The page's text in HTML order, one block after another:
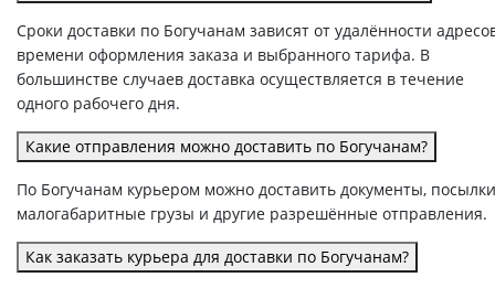
Сроки доставки по Богучанам зависят от удалённости
времени оформления заказа и выбранного тарифа. В
большинстве случаев доставка осуществляется в течение
одного рабочего дня.
Какие отправления можно доставить по Богучанам?
По Богучанам курьером можно доставить документы,
малогабаритные грузы и другие разрешённые отправления.
Как заказать курьера для доставки по Богучанам?